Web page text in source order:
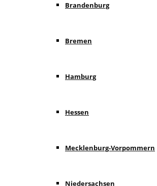
Brandenburg
Bremen
Hamburg
Hessen
Mecklenburg-Vorpommern
Niedersachsen